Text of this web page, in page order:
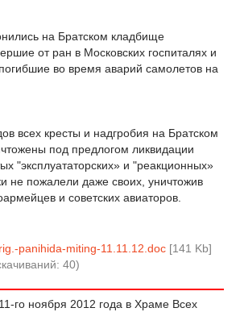
на Братском кладбище
от ран в Московских госпиталях и
во время аварий самолетов на
всех кресты и надгробия на Братском
под предлогом ликвидации
"эксплуататорских» и "реакционных»
не пожалели даже своих, уничтожив
и советских авиаторов.
panihida-miting-11.11.12.doc [141 Kb]
40)
11-го ноября 2012 года в Храме Всех